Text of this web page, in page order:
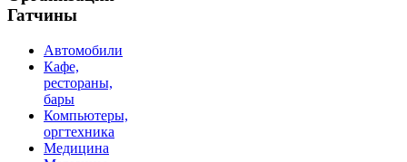
Гатчины
Автомобили
Кафе,
рестораны,
бары
Компьютеры,
оргтехника
Медицина